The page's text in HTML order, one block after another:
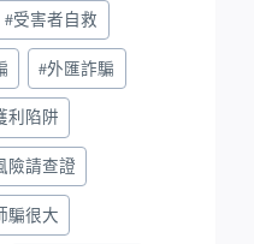
#受害者自救
#外匯詐騙
利陷阱
險請查證
騙很大